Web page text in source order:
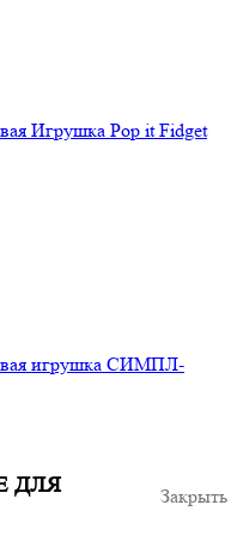
Игрушка Pop it Fidget
игрушка СИМПЛ-
Закрыть
ДЛЯ